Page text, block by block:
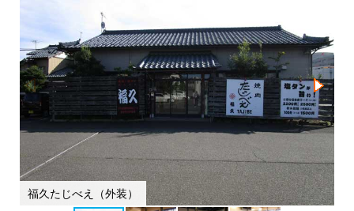
e
b
o
o
k
te
r
福久たじべえ（外装）